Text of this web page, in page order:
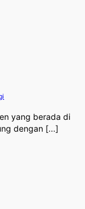
yang berada di
dengan [...]